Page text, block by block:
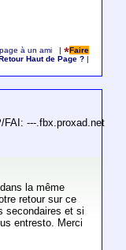
à un ami |
Faire
Haut de Page ?
FAI: ---.fbx.proxad.net
la même
retour sur ce
secondaires et si
entresto. Merci